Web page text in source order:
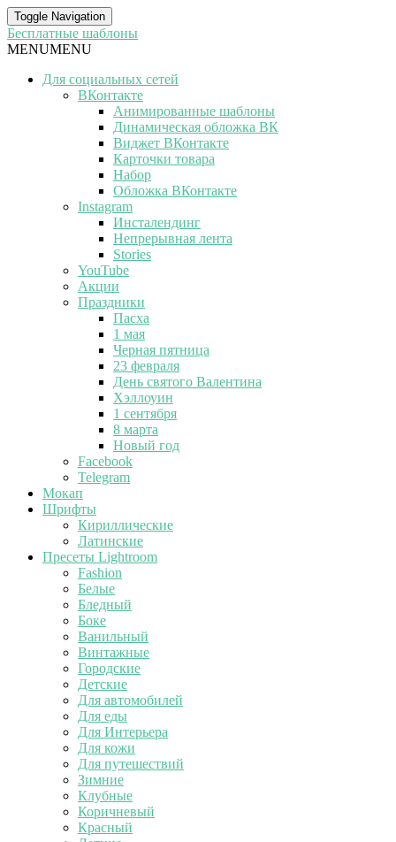
Toggle Navigation
Бесплатные шаблоны
MENUMENU
Для социальных сетей
ВКонтакте
Анимированные шаблоны
Динамическая обложка ВК
Виджет ВКонтакте
Карточки товара
Набор
Обложка ВКонтакте
Instagram
Инсталендинг
Непрерывная лента
Stories
YouTube
Акции
Праздники
Пасха
1 мая
Черная пятница
23 февраля
День святого Валентина
Хэллоуин
1 сентября
8 марта
Новый год
Facebook
Telegram
Мокап
Шрифты
Кириллические
Латинские
Пресеты Lightroom
Fashion
Белые
Бледный
Боке
Ванильный
Винтажные
Городские
Детские
Для автомобилей
Для еды
Для Интерьера
Для кожи
Для путешествий
Зимние
Клубные
Коричневый
Красный